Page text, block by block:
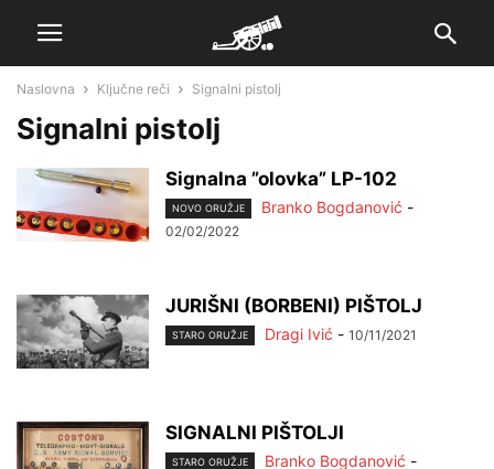
Naslovna Ključne reči Signalni pistolj
Signalni pistolj
Signalna ”olovka” LP-102
NOVO ORUŽJE Branko Bogdanović -
02/02/2022
JURIŠNI (BORBENI) PIŠTOLJ
STARO ORUŽJE Dragi Ivić - 10/11/2021
SIGNALNI PIŠTOLJI
STARO ORUŽJE Branko Bogdanović -